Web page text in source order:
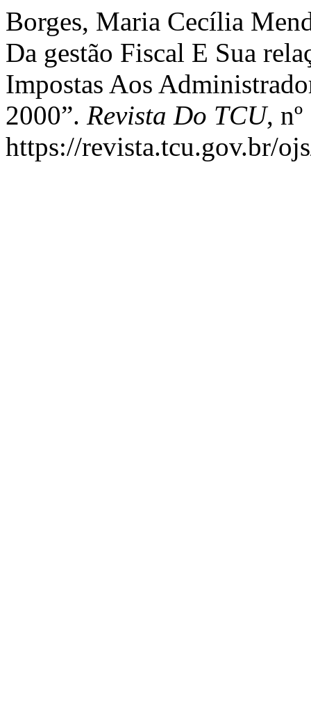
Borges, Maria Cecília
Da gestão Fiscal E Sua
Impostas Aos
2000”. Revista Do TCU,
https://revista.tcu.gov.br/